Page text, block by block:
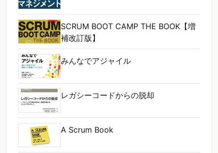
SCRUM BOOT CAMP THE BOOK【増
補改訂版】
みんなでアジャイル
レガシーコードからの脱却
A Scrum Book